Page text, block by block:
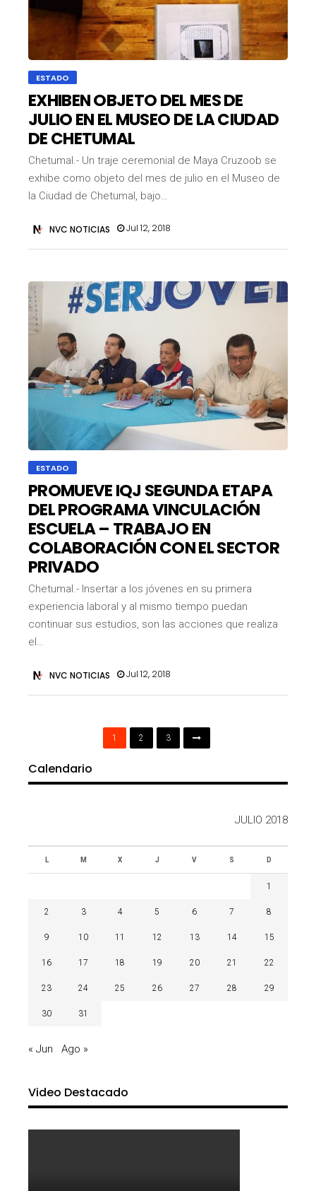
ESTADO
EXHIBEN OBJETO DEL MES DE
JULIO EN EL MUSEO DE LA CIUDAD
DE CHETUMAL
Chetumal.- Un traje ceremonial de Maya Cruzoob se
exhibe como objeto del mes de julio en el Museo de
la Ciudad de Chetumal, bajo…
NVC NOTICIAS Jul 12, 2018
ESTADO
PROMUEVE IQJ SEGUNDA ETAPA
DEL PROGRAMA VINCULACIÓN
ESCUELA – TRABAJO EN
COLABORACIÓN CON EL SECTOR
PRIVADO
Chetumal.- Insertar a los jóvenes en su primera
experiencia laboral y al mismo tiempo puedan
continuar sus estudios, son las acciones que realiza
el…
NVC NOTICIAS Jul 12, 2018
1 2 3
Calendario
JULIO 2018
L M X J V S D
1
2 3 4 5 6 7 8
9 10 11 12 13 14 15
16 17 18 19 20 21 22
23 24 25 26 27 28 29
30 31
« Jun Ago »
Video Destacado